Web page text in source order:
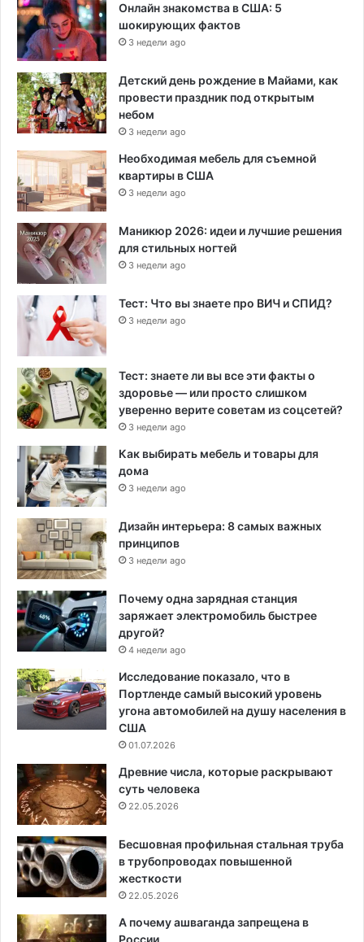
Онлайн знакомства в США: 5
шокирующих фактов
3 недели ago
Детский день рождение в Майами, как
провести праздник под открытым
небом
3 недели ago
Необходимая мебель для съемной
квартиры в США
3 недели ago
Маникюр 2026: идеи и лучшие решения
для стильных ногтей
3 недели ago
Тест: Что вы знаете про ВИЧ и СПИД?
3 недели ago
Тест: знаете ли вы все эти факты о
здоровье — или просто слишком
уверенно верите советам из соцсетей?
3 недели ago
Как выбирать мебель и товары для
дома
3 недели ago
Дизайн интерьера: 8 самых важных
принципов
3 недели ago
Почему одна зарядная станция
заряжает электромобиль быстрее
другой?
4 недели ago
Исследование показало, что в
Портленде самый высокий уровень
угона автомобилей на душу населения в
США
01.07.2026
Древние числа, которые раскрывают
суть человека
22.05.2026
Бесшовная профильная стальная труба
в трубопроводах повышенной
жесткости
22.05.2026
А почему ашваганда запрещена в